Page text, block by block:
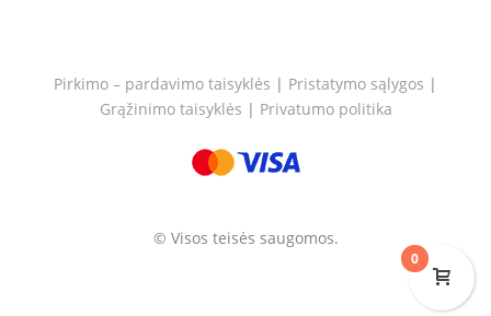
Pirkimo – pardavimo taisyklės | Pristatymo sąlygos |
Grąžinimo taisyklės | Privatumo politika
© Visos teisės saugomos.
0